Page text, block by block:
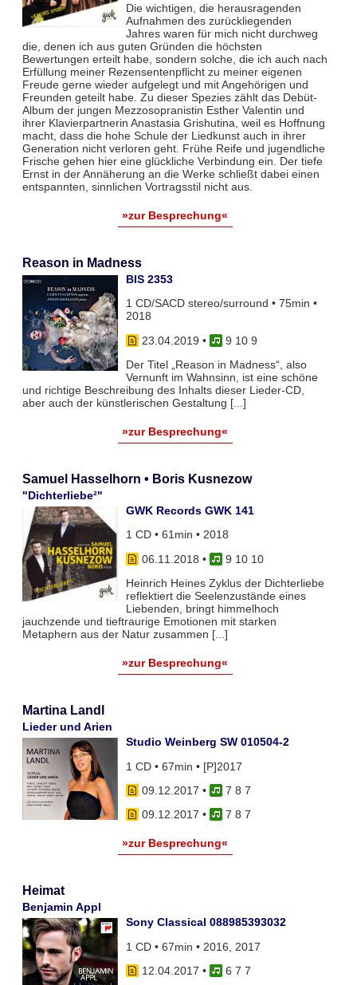
Die wichtigen, die herausragenden
Aufnahmen des zurückliegenden
Jahres waren für mich nicht durchweg
die, denen ich aus guten Gründen die höchsten
Bewertungen erteilt habe, sondern solche, die ich auch nach
Erfüllung meiner Rezensentenpflicht zu meiner eigenen
Freude gerne wieder aufgelegt und mit Angehörigen und
Freunden geteilt habe. Zu dieser Spezies zählt das Debüt-
Album der jungen Mezzosopranistin Esther Valentin und
ihrer Klavierpartnerin Anastasia Grishutina, weil es Hoffnung
macht, dass die hohe Schule der Liedkunst auch in ihrer
Generation nicht verloren geht. Frühe Reife und jugendliche
Frische gehen hier eine glückliche Verbindung ein. Der tiefe
Ernst in der Annäherung an die Werke schließt dabei einen
entspannten, sinnlichen Vortragsstil nicht aus.
»zur Besprechung«
Reason in Madness
BIS 2353
1 CD/SACD stereo/surround • 75min •
2018
23.04.2019 •
9 10 9
Der Titel „Reason in Madness“, also
Vernunft im Wahnsinn, ist eine schöne
und richtige Beschreibung des Inhalts dieser Lieder-CD,
aber auch der künstlerischen Gestaltung [...]
»zur Besprechung«
Samuel Hasselhorn • Boris Kusnezow
"Dichterliebe²"
GWK Records GWK 141
1 CD • 61min • 2018
06.11.2018 •
9 10 10
Heinrich Heines Zyklus der Dichterliebe
reflektiert die Seelenzustände eines
Liebenden, bringt himmelhoch
jauchzende und tieftraurige Emotionen mit starken
Metaphern aus der Natur zusammen [...]
»zur Besprechung«
Martina Landl
Lieder und Arien
Studio Weinberg SW 010504-2
1 CD • 67min • [P]2017
09.12.2017 •
7 8 7
09.12.2017 • 7 8 7
»zur Besprechung«
Heimat
Benjamin Appl
Sony Classical 088985393032
1 CD • 67min • 2016, 2017
12.04.2017 • 6 7 7